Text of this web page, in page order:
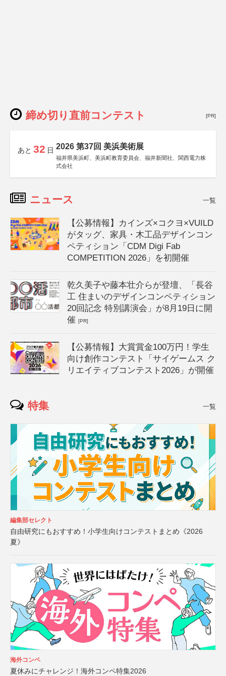
締め切り直前コンテスト [PR]
あと 32 日 2026 第37回 美浜美術展
福井県美浜町、美浜町教育委員会、福井新聞社、関西電力株
式会社
ニュース 一覧
【公募情報】カインズ×コクヨ×VUILD
がタッグ、家具・木工品デザインコン
ペティション「CDM Digi Fab
COMPETITION 2026」を初開催
乾久美子や藤本壮介らが登壇、「長谷
工 住まいのデザインコンペティション
20回記念 特別講演会」が8月19日に開
催[PR]
【公募情報】大賞賞金100万円！学生
向け創作コンテスト「サイゲームス ク
リエイティブコンテスト2026」が開催
特集 一覧
編集部セレクト
自由研究にもおすすめ！小学生向けコンテストまとめ《2026
夏》
海外コンペ
夏休みにチャレンジ！海外コンペ特集2026